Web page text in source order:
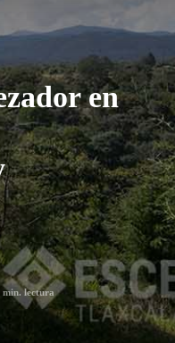
en
min. lectura